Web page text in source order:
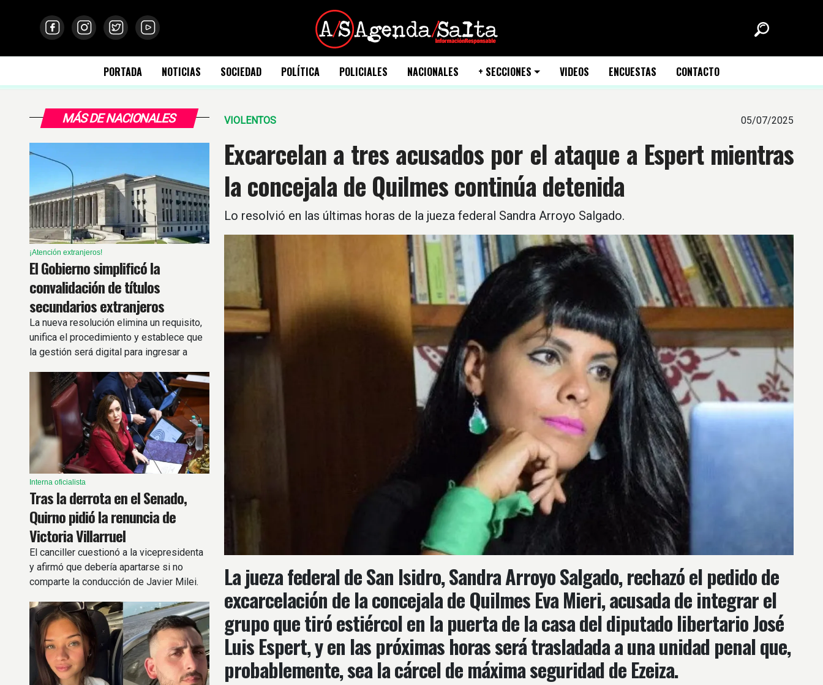
PORTADA NOTICIAS SOCIEDAD POLÍTICA POLICIALES NACIONALES + SECCIONES VIDEOS ENCUESTAS CONTACTO
MÁS DE NACIONALES
¡Atención extranjeros!
El Gobierno simplificó la
convalidación de títulos
secundarios extranjeros
La nueva resolución elimina un requisito,
unifica el procedimiento y establece que
la gestión será digital para ingresar a
Interna oficialista
Tras la derrota en el Senado,
Quirno pidió la renuncia de
Victoria Villarruel
El canciller cuestionó a la vicepresidenta
y afirmó que debería apartarse si no
comparte la conducción de Javier Milei.
VIOLENTOS 05/07/2025
Excarcelan a tres acusados por el ataque a Espert mientras
la concejala de Quilmes continúa detenida
Lo resolvió en las últimas horas de la jueza federal Sandra Arroyo Salgado.
La jueza federal de San Isidro, Sandra Arroyo Salgado, rechazó el pedido de
excarcelación de la concejala de Quilmes Eva Mieri, acusada de integrar el
grupo que tiró estiércol en la puerta de la casa del diputado libertario José
Luis Espert, y en las próximas horas será trasladada a una unidad penal que,
probablemente, sea la cárcel de máxima seguridad de Ezeiza.